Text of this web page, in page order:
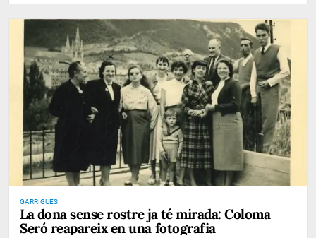
GARRIGUES
La dona sense rostre ja té mirada: Coloma
Seró reapareix en una fotografia